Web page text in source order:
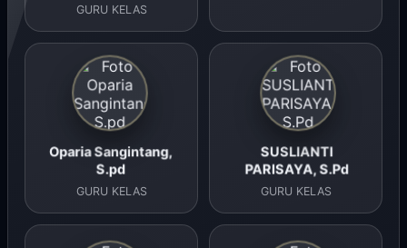
GURU KELAS
Oparia Sangintang,
S.pd
GURU KELAS
SUSLIANTI
PARISAYA, S.Pd
GURU KELAS